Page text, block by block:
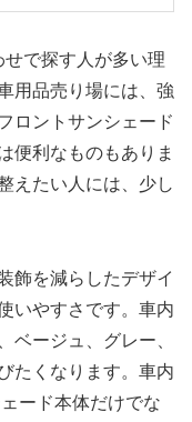
で探す人が多い理
用品売り場には、強
ロントサンシェード
便利なものもありま
えたい人には、少し
飾を減らしたデザイ
いやすさです。車内
ベージュ、グレー、
たくなります。車内
ード本体だけでな